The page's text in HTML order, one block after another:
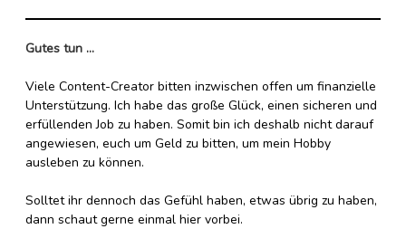
Gutes tun ...
Viele Content-Creator bitten inzwischen offen um finanzielle
Unterstützung. Ich habe das große Glück, einen sicheren und
erfüllenden Job zu haben. Somit bin ich deshalb nicht darauf
angewiesen, euch um Geld zu bitten, um mein Hobby
ausleben zu können.
Solltet ihr dennoch das Gefühl haben, etwas übrig zu haben,
dann schaut gerne einmal hier vorbei.